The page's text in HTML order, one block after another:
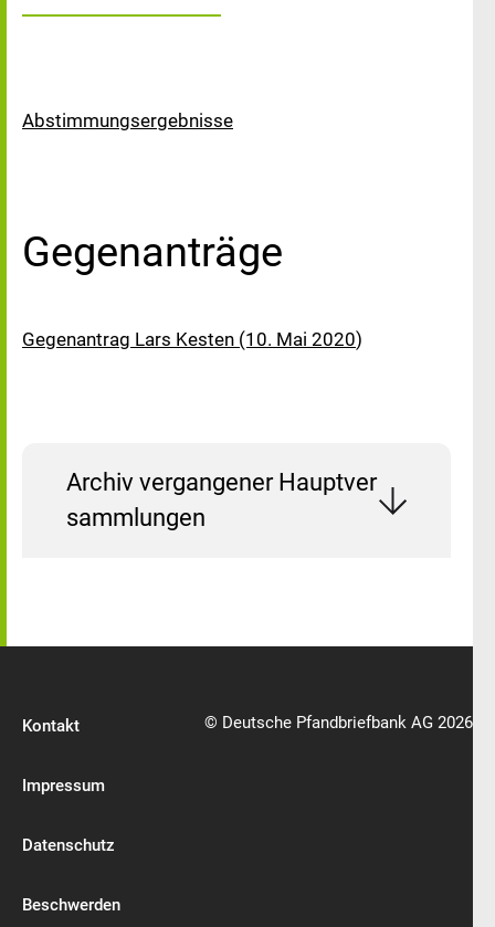
Abstimmungsergebnisse
Gegenanträge
Gegenantrag Lars Kesten (10. Mai 2020)
Archiv vergangener Hauptver
sammlungen
Kontakt
Impressum
Datenschutz
Beschwerden
© Deutsche Pfandbriefbank AG 2026